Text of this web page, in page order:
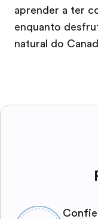
aprender a ter
enquanto
natural do
Confie